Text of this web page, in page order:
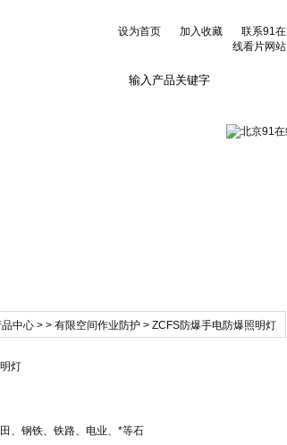
设为首页
加入收藏
联系91在
线看片网站
品中心 > > 有限空间作业防护 > ZCFS防爆手电防爆照明灯
灯
、钢铁、铁路、电业、*等石